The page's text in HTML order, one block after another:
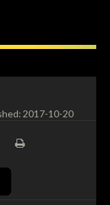
2017-10-20